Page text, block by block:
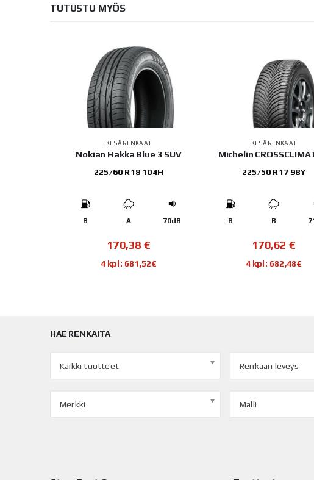
TUTUSTU MYÖS
KESÄRENKAAT
Nokian Hakka Blue 3 SUV
225/60 R18 104H
B A 70dB
170,38 €
4 kpl: 681,52€
KESÄRENKAAT
Michelin
225/50 R17 98Y
B B
170,62 €
4 kpl: 682,48€
HAE RENKAITA
Kaikki tuotteet Renkaan leveys
Merkki Malli